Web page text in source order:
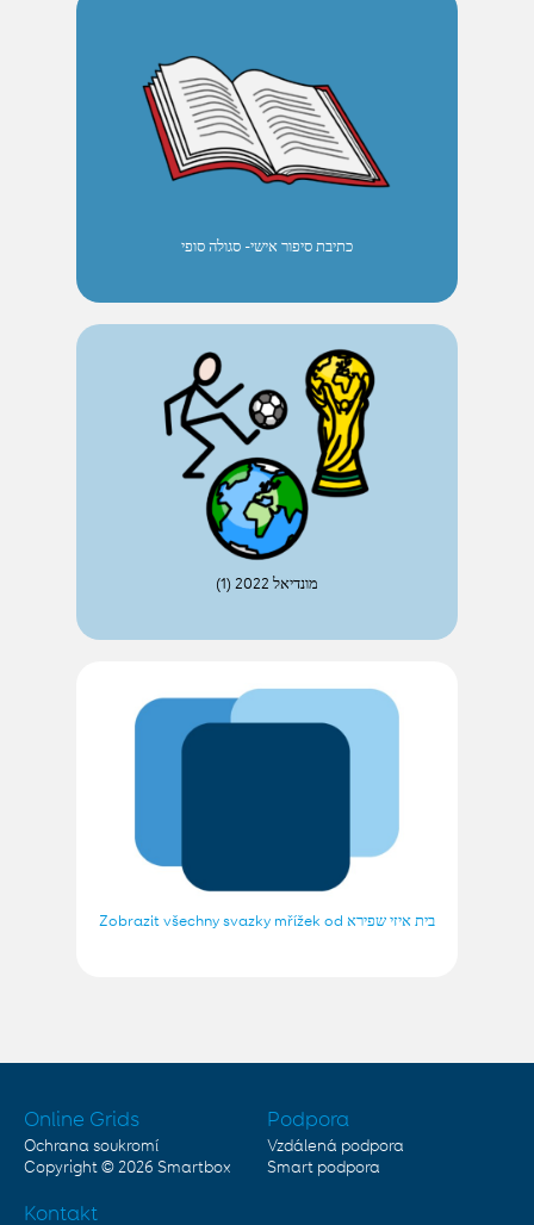
כתיבת סיפור אישי- סגולה סופי
מונדיאל 2022 (1)
Zobrazit všechny svazky mřížek od בית איזי שפירא
Online Grids
Ochrana soukromí
Copyright © 2026 Smartbox
Podpora
Vzdálená podpora
Smart podpora
Kontakt